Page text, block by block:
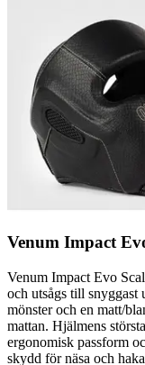
Venum Impact
Venum Impact Evo
och utsågs till snyggast
mönster och en matt/
mattan. Hjälmens
ergonomisk passform
skydd för näsa och